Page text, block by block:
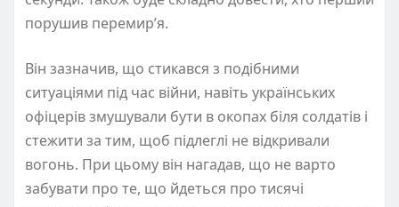
порушив перемир’я.
Він зазначив, що стикався з подібними
ситуаціями під час війни, навіть українських
офіцерів змушували бути в окопах біля солдатів і
стежити за тим, щоб підлеглі не відкривали
вогонь. При цьому він нагадав, що не варто
забувати про те, що йдеться про тисячі